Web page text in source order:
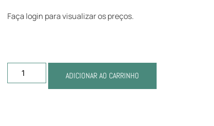
Faça login para visualizar os preços.
ADICIONAR AO CARRINHO